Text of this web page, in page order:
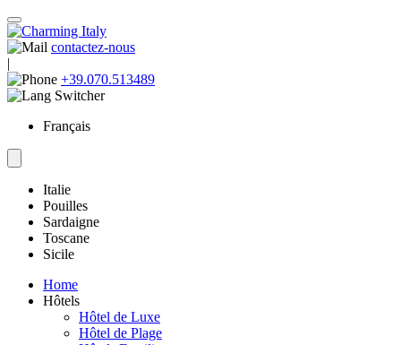
contactez-nous
|
+39.070.513489
Français
Italie
Pouilles
Sardaigne
Toscane
Sicile
Home
Hôtels
Hôtel de Luxe
Hôtel de Plage